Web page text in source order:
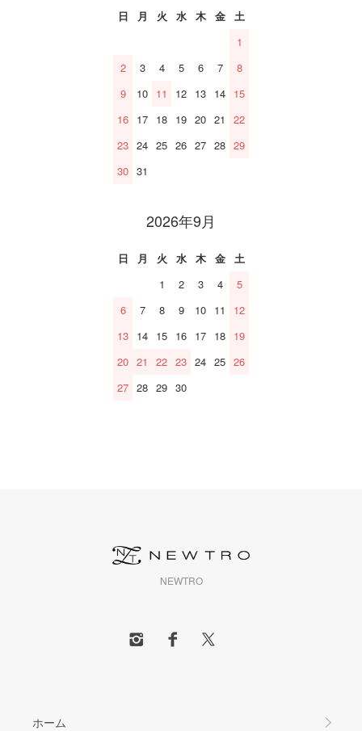
日 月 火 水 木 金
土
1
2
3 4 5 6 7
8
9
10 11 12 13 14 15
16 17 18 19 20 21
22
23 24 25 26 27 28 29
30 31
2026年9月
日 月 火 水 木 金
土
1
2 3 4
5
6
7 8 9 10 11
12
13 14 15 16 17 18 19
20 21 22 23 24 25 26
27 28 29 30
NEWTRO
ホーム